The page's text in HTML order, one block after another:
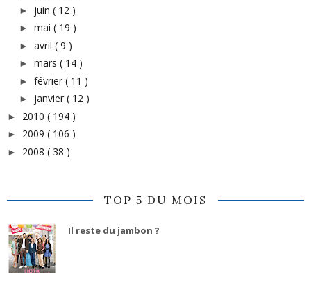
► juin ( 12 )
► mai ( 19 )
► avril ( 9 )
► mars ( 14 )
► février ( 11 )
► janvier ( 12 )
► 2010 ( 194 )
► 2009 ( 106 )
► 2008 ( 38 )
TOP 5 DU MOIS
Il reste du jambon ?